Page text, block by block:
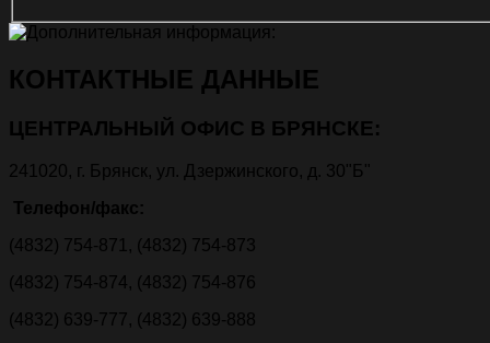
КОНТАКТНЫЕ ДАННЫЕ
ЦЕНТРАЛЬНЫЙ ОФИС В БРЯНСКЕ:
241020, г. Брянск, ул. Дзержинского, д. 30"Б"
Телефон/факс:
(4832) 754-871, (4832) 754-873
(4832) 754-874, (4832) 754-876
(4832) 639-777, (4832) 639-888